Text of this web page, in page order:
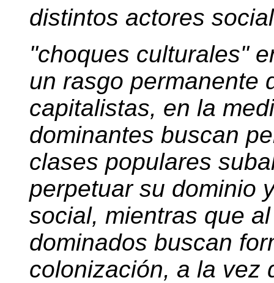
distintos actores
"choques culturales"
un rasgo permanente
capitalistas, en la
dominantes buscan
clases populares
perpetuar su dominio
social, mientras que
dominados buscan
colonización, a la vez